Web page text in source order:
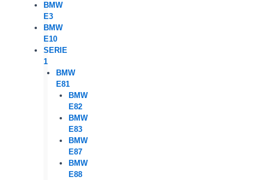
BMW
E3
BMW
E10
SERIE
1
BMW
E81
BMW
E82
BMW
E83
BMW
E87
BMW
E88